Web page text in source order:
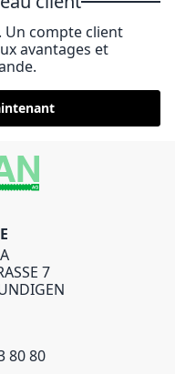
Un compte client
avantages et
7
80 80